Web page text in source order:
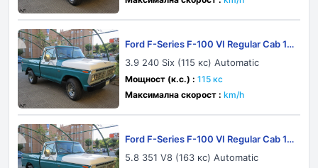
Ford F-Series F-100 VI Regular Cab 19
73
3.9 240 Six (115 кс) Automatic
Мощност (к.с.) : 115 кс
Максимална скорост : km/h
Ford F-Series F-100 VI Regular Cab 19
77
5.8 351 V8 (163 кс) Automatic